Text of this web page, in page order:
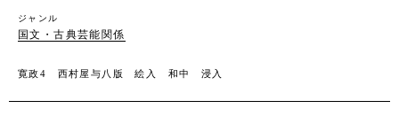
ジャンル
国文・古典芸能関係
寛政4 西村屋与八版 絵入 和中 浸入